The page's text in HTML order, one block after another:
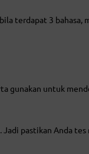
terdapat 3 bahasa,
gunakan untuk
pastikan Anda